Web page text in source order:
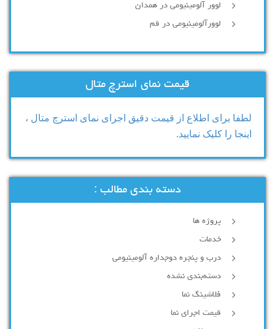
لوور آلومینیومی در همدان
لوورآلومینیومی در قم
قیمت نمای استرچ متال
لطفا برای اطلاع از قیمت دقیق اجرای نمای استرچ متال ،
اینجا را کلیک نمایید.
دسته بندی مطالب :
پروژه ها
خدمات
درب و پنجره دوجداره آلومینیومی
دسته‌بندی نشده
فلاشینگ نما
قیمت اجرای نما